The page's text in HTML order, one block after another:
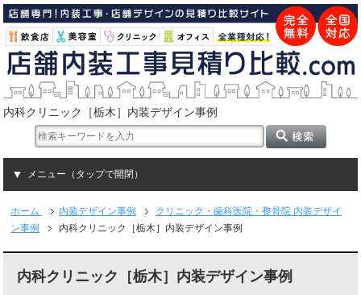
内科クリニック［栃木］内装デザイン事例
メニュー（タップで開閉）
ホーム 内装デザイン事例
クリニック・歯科医院・整骨院 内装デザイ
ン事例
内科クリニック［栃木］内装デザイン事例
内科クリニック［栃木］内装デザイン事例